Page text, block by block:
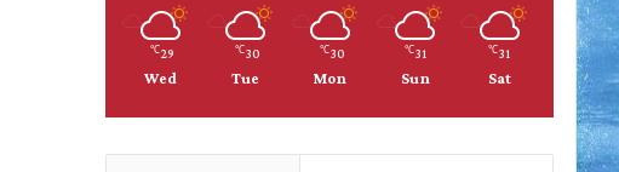
31
℃
Sat
31
℃
Sun
30
℃
Mon
30
℃
Tue
29
℃
Wed